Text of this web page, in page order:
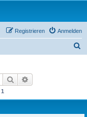
Anmelden
Registrieren
Suche
1